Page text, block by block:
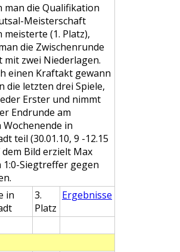
man die Qualifikation
Meisterschaft
meisterte (1. Platz),
die Zwischenrunde
mit zwei Niederlagen.
einen Kraftakt gewann
die letzten drei Spiele,
Erster und nimmt
Endrunde am
Wochenende in
teil (30.01.10, 9 -12.15
dem Bild erzielt Max
1:0-Siegtreffer gegen
in
3.
Platz
Ergebnisse